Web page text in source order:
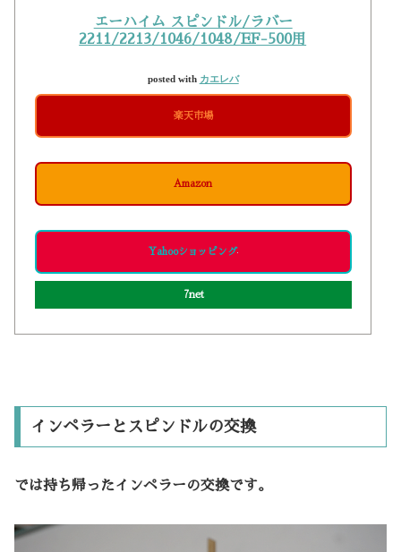
エーハイム スピンドル/ラバー
2211/2213/1046/1048/EF-500用
posted with カエレバ
楽天市場
Amazon
Yahooショッピング
7net
インペラーとスピンドルの交換
では持ち帰ったインペラーの交換です。